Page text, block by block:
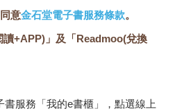
意金石堂電子書服務條款。
+APP)」及「Readmoo(兌換
服務「我的e書櫃」，點選線上